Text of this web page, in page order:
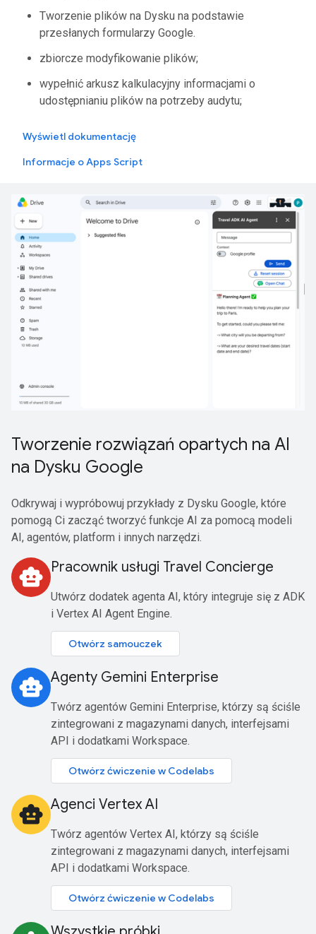
Tworzenie plików na Dysku na podstawie
przesłanych formularzy Google.
zbiorcze modyfikowanie plików;
wypełnić arkusz kalkulacyjny informacjami o
udostępnianiu plików na potrzeby audytu;
Wyświetl dokumentację
Informacje o Apps Script
Tworzenie rozwiązań opartych na AI
na Dysku Google
Odkrywaj i wypróbowuj przykłady z Dysku Google, które
pomogą Ci zacząć tworzyć funkcje AI za pomocą modeli
AI, agentów, platform i innych narzędzi.
smart_toy Pracownik usługi Travel Concierge
Utwórz dodatek agenta AI, który integruje się z ADK
i Vertex AI Agent Engine.
Otwórz samouczek
smart_toy Agenty Gemini Enterprise
Twórz agentów Gemini Enterprise, którzy są ściśle
zintegrowani z magazynami danych, interfejsami
API i dodatkami Workspace.
Otwórz ćwiczenie w Codelabs
smart_toy Agenci Vertex AI
Twórz agentów Vertex AI, którzy są ściśle
zintegrowani z magazynami danych, interfejsami
API i dodatkami Workspace.
Otwórz ćwiczenie w Codelabs